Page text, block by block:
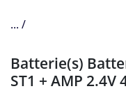
... /
Batterie(s)
ST1 + AMP 2.4V